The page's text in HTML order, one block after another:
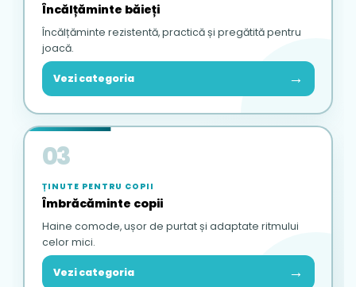
Încălțăminte băieți
Încălțăminte rezistentă, practică și pregătită pentru
joacă.
Vezi categoria →
03
ȚINUTE PENTRU COPII
Îmbrăcăminte copii
Haine comode, ușor de purtat și adaptate ritmului
celor mici.
Vezi categoria →